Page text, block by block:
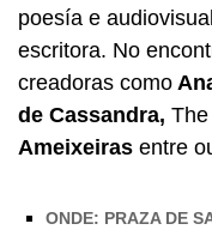
poesía e
escritora. No
creadoras como
de Cassandra,
Ameixeiras entre
ONDE: PRAZA DE